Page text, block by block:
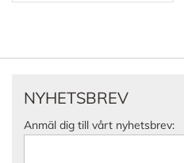
NYHETSBREV
Anmäl dig till vårt nyhetsbrev: